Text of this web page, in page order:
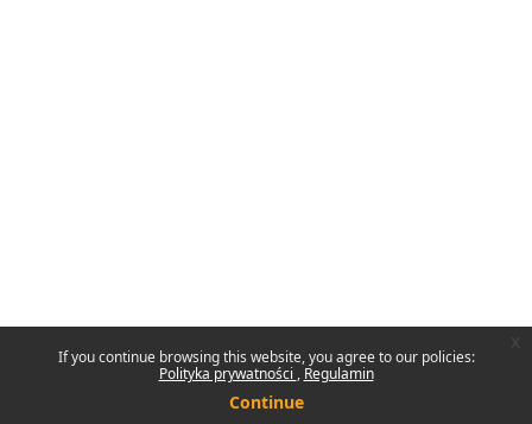
If you continue browsing this website, you agree to our policies:
Polityka prywatności
Regulamin
Continue